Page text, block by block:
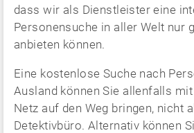
dass wir als Dienstleister eine
Personensuche in aller Welt nur
anbieten können.
Eine kostenlose Suche nach
Ausland können Sie allenfalls
Netz auf den Weg bringen, nicht
Detektivbüro. Alternativ können